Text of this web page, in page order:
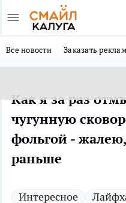
Все новости Заказать
Как я за раз
чугунную
фольгой -
раньше
Интересное